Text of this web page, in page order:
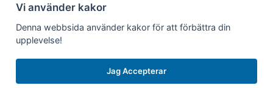
Nyheter »
Medlemstidning »
GDPR »
Vi använder kakor
Denna webbsida använder kakor för att förbättra din
upplevelse!
Jag Accepterar